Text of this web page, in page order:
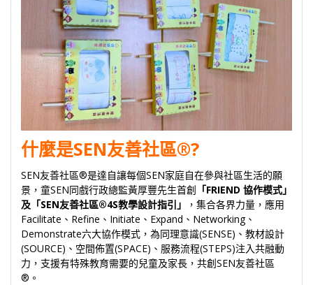
什麼是SEN友善社區®?
SEN友善社區®是達自讓每個SEN家庭自在參與社區生活的願
景，童SEN同戲行政總監黃厚豐先生首創 「FRIEND 協作模式」
及「SEN友善社區®4S教學設計指引」
，集合各界力量，應用
Facilitate、Refine、Initiate、Expand、Networking、
Demonstrate六大協作模式，為同理意識(SENSE)、教材設計
(SOURCE)、空間佈置(SPACE)、服務流程(STEPS)注入共融動
力，支援有特殊教育需要的兒童及家長，共創SEN友善社區
®。